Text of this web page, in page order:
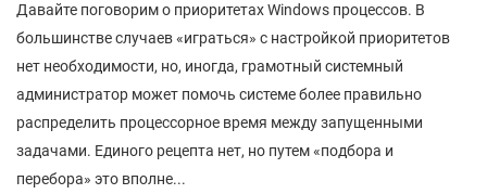
Давайте поговорим о приоритетах Windows процессов. В
большинстве случаев «играться» с настройкой приоритетов
нет необходимости, но, иногда, грамотный системный
администратор может помочь системе более правильно
распределить процессорное время между запущенными
задачами. Единого рецепта нет, но путем «подбора и
перебора» это вполне...